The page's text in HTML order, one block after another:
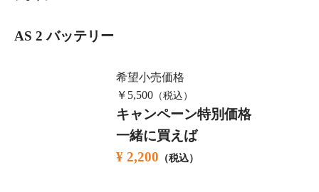
AS 2 バッテリー
希望小売価格
￥5,500 （税込）
キャンペーン特別価格
一緒に買えば
¥ 2,200 （税込）